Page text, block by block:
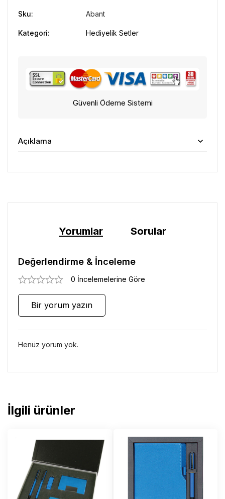
Sku: Abant
Kategori: Hediyelik Setler
Güvenli Ödeme Sistemi
Açıklama
Yorumlar Sorular
Değerlendirme & İnceleme
0 İncelemelerine Göre
Bir yorum yazın
Henüz yorum yok.
İlgili ürünler